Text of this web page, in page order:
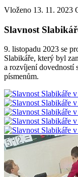
Vloženo 13. 11. 2023
Slavnost
9. listopadu 2023 se
Slabikáře, který byl
a rozvíjení dovedností
písmenům.